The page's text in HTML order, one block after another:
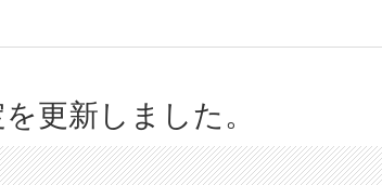
更新しました。